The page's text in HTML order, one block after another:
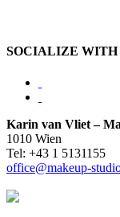
SOCIALIZE WITH
Karin van Vliet –
1010 Wien
Tel: +43 1 5131155
office@makeup-